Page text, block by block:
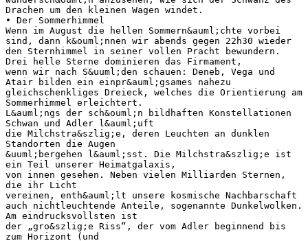
Drachen um den kleinen Wagen windet.
• Der Sommerhimmel
Wenn im August die hellen Sommern&auml;chte vorbei
sind, dann k&ouml;nnen wir abends gegen 22h30 wieder
den Sternhimmel in seiner vollen Pracht bewundern.
Drei helle Sterne dominieren das Firmament,
wenn wir nach S&uuml;den schauen: Deneb, Vega und
Atair bilden ein einpr&auml;gsames nahezu
gleichschenkliges Dreieck, welches die Orientierung am
Sommerhimmel erleichtert.
L&auml;ngs der sch&ouml;n bildhaften Konstellationen
Schwan und Adler l&auml;uft
die Milchstra&szlig;e, deren Leuchten an dunklen
Standorten die Augen
&uuml;bergehen l&auml;sst. Die Milchstra&szlig;e ist
ein Teil unserer Heimatgalaxis,
von innen gesehen. Neben vielen Milliarden Sternen,
die ihr Licht
vereinen, enth&auml;lt unsere kosmische Nachbarschaft
auch nichtleuchtende Anteile, sogenannte Dunkelwolken.
Am eindrucksvollsten ist
der „gro&szlig;e Riss“, der vom Adler beginnend bis
zum Horizont (und